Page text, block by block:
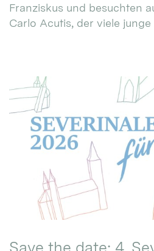
Franziskus und besuchten
Carlo Acutis, der viele
Save the date: 4.